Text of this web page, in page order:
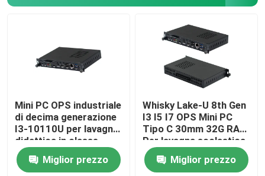
Scheda madre firewall
Scheda madre PC OPS
scheda madre industriale del pc
Mini PC OPS industriale
di decima generazione
I3-10110U per lavagna
didattica in classe
Miglior prezzo
Whisky Lake-U 8th Gen
I3 I5 I7 OPS Mini PC
Tipo C 30mm 32G RAM
Per lavagna scolastica
Miglior prezzo